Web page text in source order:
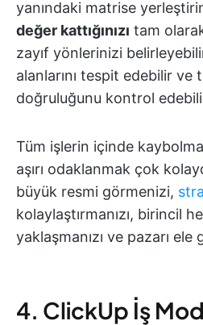
yanındaki matrise
değer kattığınızı tam
zayıf yönlerinizi
alanlarını tespit edebilir ve
doğruluğunu kontrol
Tüm işlerin içinde
aşırı odaklanmak çok
büyük resmi görmenizi,
kolaylaştırmanızı, birincil
yaklaşmanızı ve pazarı
4. ClickUp İş